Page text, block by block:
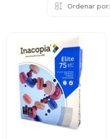
Ordenar por: